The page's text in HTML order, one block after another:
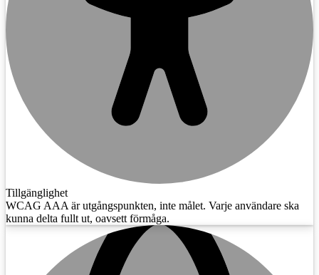
Tillgänglighet
WCAG AAA är utgångspunkten, inte målet. Varje användare ska
kunna delta fullt ut, oavsett förmåga.